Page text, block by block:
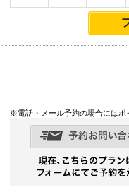
※電話・メール予約の場合にはポ